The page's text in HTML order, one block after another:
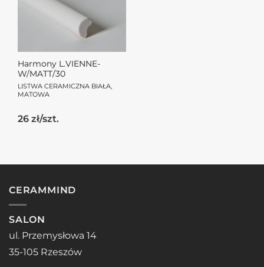
Harmony L.VIENNE-
W/MATT/30
LISTWA CERAMICZNA BIAŁA,
MATOWA
26 zł/szt.
CERAMMIND
SALON
ul. Przemysłowa 14
35-105 Rzeszów